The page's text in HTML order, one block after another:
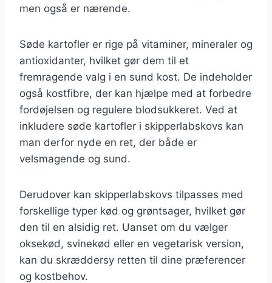
men også er nærende.
Søde kartofler er rige på vitaminer, mineraler og
antioxidanter, hvilket gør dem til et
fremragende valg i en sund kost. De indeholder
også kostfibre, der kan hjælpe med at forbedre
fordøjelsen og regulere blodsukkeret. Ved at
inkludere søde kartofler i skipperlabskovs kan
man derfor nyde en ret, der både er
velsmagende og sund.
Derudover kan skipperlabskovs tilpasses med
forskellige typer kød og grøntsager, hvilket gør
den til en alsidig ret. Uanset om du vælger
oksekød, svinekød eller en vegetarisk version,
kan du skræddersy retten til dine præferencer
og kostbehov.